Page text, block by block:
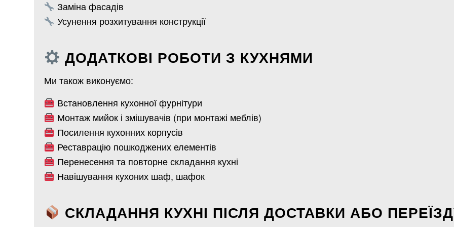
Заміна фасадів
Усунення розхитування конструкції
ДОДАТКОВІ РОБОТИ З КУХНЯМИ
Ми також виконуємо:
Встановлення кухонної фурнітури
Монтаж мийок і змішувачів (при монтажі меблів)
Посилення кухонних корпусів
Реставрацію пошкоджених елементів
Перенесення та повторне складання кухні
Навішування кухоних шаф, шафок
СКЛАДАННЯ КУХНІ ПІСЛЯ ДОСТАВКИ АБО